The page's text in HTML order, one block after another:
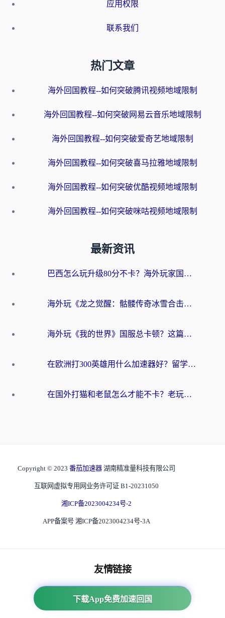
应用权限
联系我们
热门文章
海外回国教程--如何突破腾讯视频地域限制
海外回国教程--如何突破网易云音乐地域限制
海外回国教程--如何突破爱奇艺地域限制
海外回国教程--如何突破喜马拉雅地域限制
海外回国教程--如何突破优酷视频地域限制
海外回国教程--如何突破咪咕视频地域限制
最新资讯
巴西怎么玩升级80分不卡？海外玩家国服游戏加速器终极指南（附避坑技巧）
海外玩《龙之觉醒：骷髅传奇冰雪合击》延迟高？这篇指南帮你解决卡顿烦恼！
海外玩《我的世界》国服总卡顿？这篇我的世界游戏加速器指南帮你解决所有问题
在欧洲打300英雄用什么加速器好？留学生亲测有效的解决方案来了
在国外打猫和老鼠怎么才能不卡？老玩家亲测的终极加速指南
下载App免费加速回国
Copyright © 2023 番茄加速器 湖南精准量科技有限公司
互联网虚拟专用网业务许可证 B1-20231050
湘ICP备2023004234号-2
APP备案号 湘ICP备2023004234号-3A
友情链接
海外回国加速器